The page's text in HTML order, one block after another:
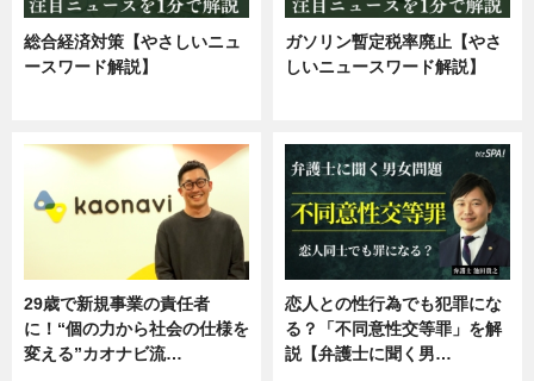
総合経済対策【やさしいニュ
ースワード解説】
ガソリン暫定税率廃止【やさ
しいニュースワード解説】
29歳で新規事業の責任者
に！“個の力から社会の仕様を
変える”カオナビ流…
恋人との性行為でも犯罪にな
る？「不同意性交等罪」を解
説【弁護士に聞く男…